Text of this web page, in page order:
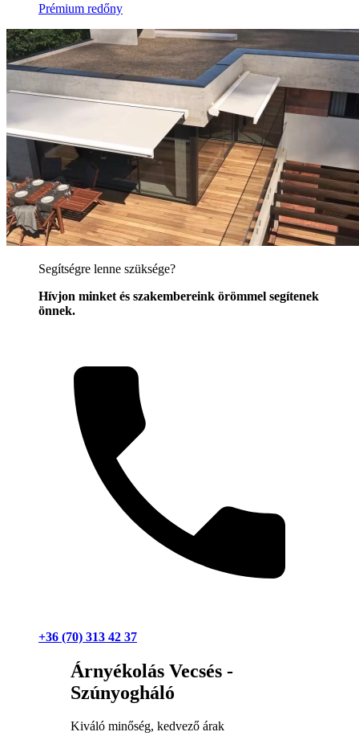
Prémium redőny
Segítségre lenne szüksége?
Hívjon minket és szakembereink örömmel segítenek
önnek.
+36 (70) 313 42 37
Árnyékolás Vecsés -
Szúnyogháló
Kiváló minőség, kedvező árak